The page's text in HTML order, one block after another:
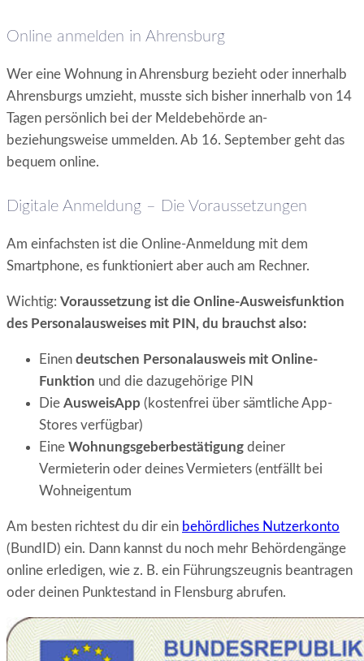
Online anmelden in Ahrensburg
Wer eine Wohnung in Ahrensburg bezieht oder innerhalb
Ahrensburgs umzieht, musste sich bisher innerhalb von 14
Tagen persönlich bei der Meldebehörde an-
beziehungsweise ummelden. Ab 16. September geht das
bequem online.
Digitale Anmeldung – Die Voraussetzungen
Am einfachsten ist die Online-Anmeldung mit dem
Smartphone, es funktioniert aber auch am Rechner.
Wichtig: Voraussetzung ist die Online-Ausweisfunktion
des Personalausweises mit PIN, du brauchst also:
Einen deutschen Personalausweis mit Online-
Funktion und die dazugehörige PIN
Die AusweisApp (kostenfrei über sämtliche App-
Stores verfügbar)
Eine Wohnungsgeberbestätigung deiner
Vermieterin oder deines Vermieters (entfällt bei
Wohneigentum
Am besten richtest du dir ein behördliches Nutzerkonto
(BundID) ein. Dann kannst du noch mehr Behördengänge
online erledigen, wie z. B. ein Führungszeugnis beantragen
oder deinen Punktestand in Flensburg abrufen.